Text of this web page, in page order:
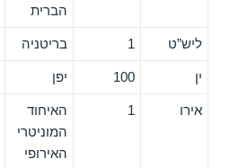
הברית
ליש”ט 1 בריטניה
ין 100 יפן
אירו 1
האיחוד
המוניטרי
האירופי